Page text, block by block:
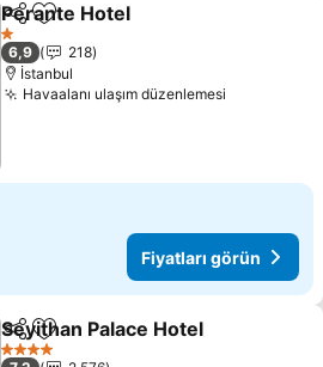
PaylaşFavorilerime ekle
Perante Hotel
1 Yıldız
6,9
218
İstanbul
Havaalanı ulaşım düzenlemesi
Fiyatları görün
PaylaşFavorilerime ekle
Seyithan Palace Hotel
4 Yıldız